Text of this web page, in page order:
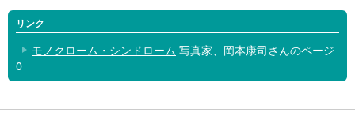
リンク
モノクローム・シンドローム 写真家、岡本康司さんのページ
0